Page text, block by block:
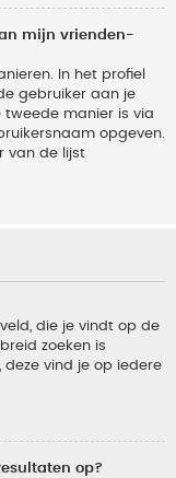
mijn vrienden-
In het profiel
gebruiker aan je
tweede manier is via
opgeven.
van de lijst
die je vindt op de
zoeken is
deze vind je op iedere
op?